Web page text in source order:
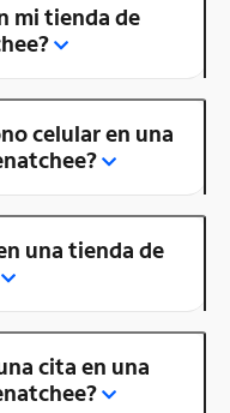
mi tienda de
celular en una
una tienda de
cita en una